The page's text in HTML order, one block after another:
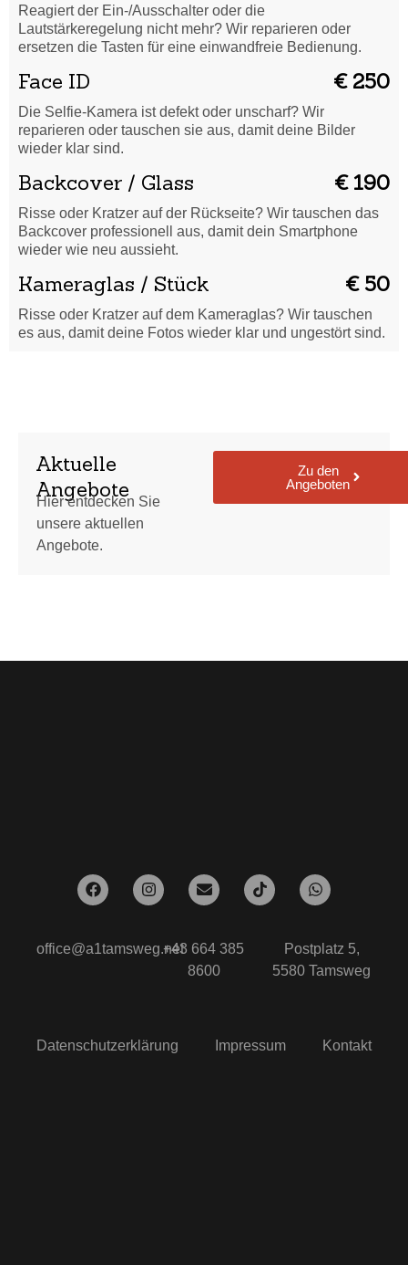
Reagiert der Ein-/Ausschalter oder die
Lautstärkeregelung nicht mehr? Wir reparieren oder
ersetzen die Tasten für eine einwandfreie Bedienung.
Face ID € 250
Die Selfie-Kamera ist defekt oder unscharf? Wir
reparieren oder tauschen sie aus, damit deine Bilder
wieder klar sind.
Backcover / Glass € 190
Risse oder Kratzer auf der Rückseite? Wir tauschen das
Backcover professionell aus, damit dein Smartphone
wieder wie neu aussieht.
Kameraglas / Stück € 50
Risse oder Kratzer auf dem Kameraglas? Wir tauschen
es aus, damit deine Fotos wieder klar und ungestört sind.
Aktuelle
Angebote
Hier entdecken Sie
unsere aktuellen
Angebote.
Zu den
Angeboten
office@a1tamsweg.net+43 664 385
8600
Postplatz 5,
5580 Tamsweg
Datenschutzerklärung Impressum Kontakt